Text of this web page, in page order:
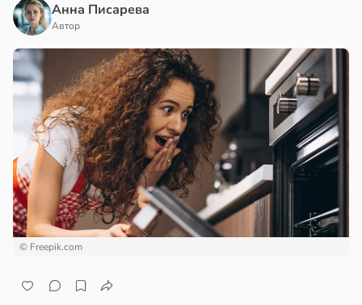
в19:49
в13:55
Анна Писарева
Автор
© Freepik.com